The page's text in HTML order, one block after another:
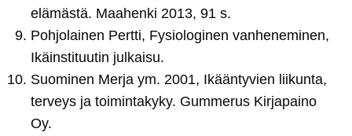
elämästä. Maahenki 2013, 91 s.
Pohjolainen Pertti, Fysiologinen vanheneminen,
Ikäinstituutin julkaisu.
Suominen Merja ym. 2001, Ikääntyvien liikunta,
terveys ja toimintakyky. Gummerus Kirjapaino
Oy.